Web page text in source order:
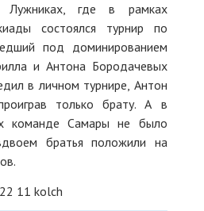
данных
Лужниках, где в рамках
состоялся турнир по
под доминированием
и Антона Бородачевых
в личном турнире, Антон
только брату. А в
команде Самары не было
братья положили на